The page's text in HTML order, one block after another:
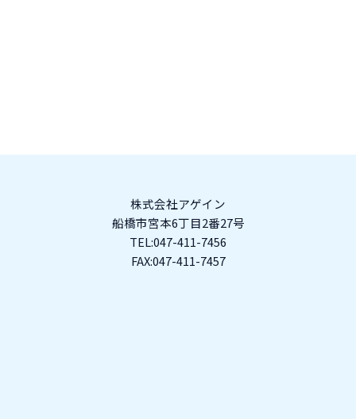
株式会社アゲイン
船橋市宮本6丁目2番27号
TEL:047-411-7456
FAX:047-411-7457